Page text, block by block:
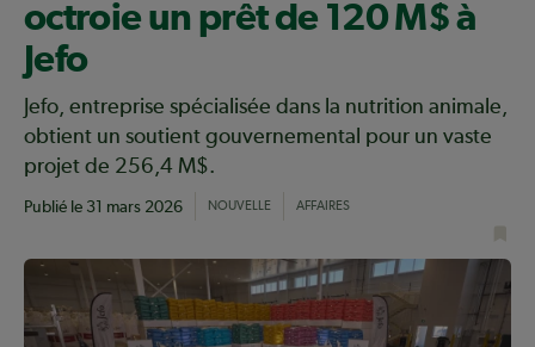
octroie un prêt de 120 M$ à
Jefo
Jefo, entreprise spécialisée dans la nutrition animale,
obtient un soutient gouvernemental pour un vaste
projet de 256,4 M$.
Publié le 31 mars 2026 NOUVELLE AFFAIRES